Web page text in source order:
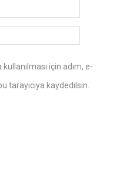
için adım, e-
tarayıcıya kaydedilsin.